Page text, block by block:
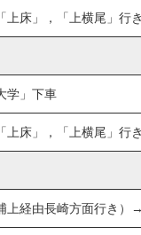
上床」，「上横尾」
学」下車
上床」，「上横尾」
上経由長崎方面行き